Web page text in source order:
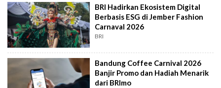
BRI Hadirkan Ekosistem Digital
Berbasis ESG di Jember Fashion
Carnaval 2026
BRI
Bandung Coffee Carnival 2026
Banjir Promo dan Hadiah Menarik
dari BRImo